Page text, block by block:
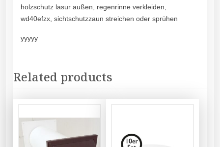
holzschutz lasur außen, regenrinne verkleiden,
wd40efzx, sichtschutzzaun streichen oder sprühen
yyyyy
Related products